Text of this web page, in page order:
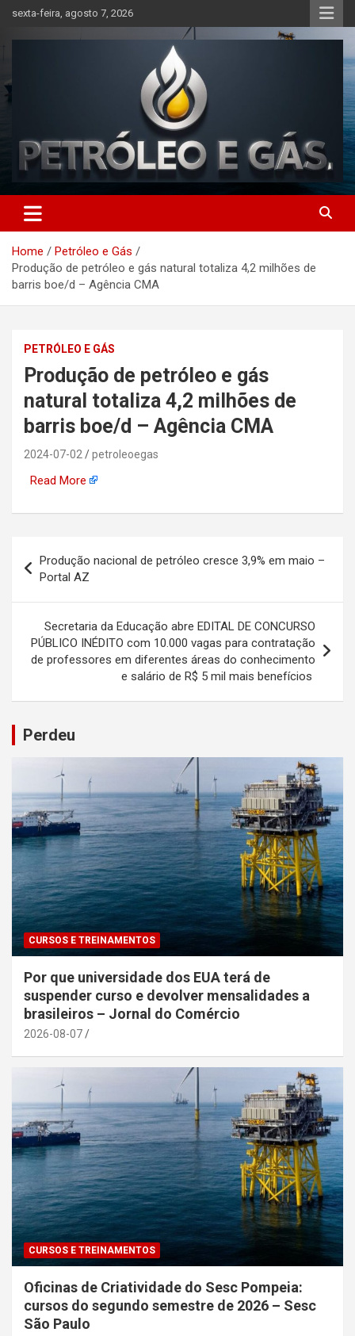
content
sexta-feira, agosto 7, 2026
Petróleo e Gás | Últimas
notícias relacionadas a
petróleo, gás, vagas de
emprego, energia, setor
tecnologia, indústria
automotiva, mineração,
indústria naval, etc
Home
Petróleo e Gás
Produção de petróleo e gás natural totaliza 4,2 milhões de
barris boe/d – Agência CMA
PETRÓLEO E GÁS
Produção de petróleo e gás
natural totaliza 4,2 milhões de
barris boe/d – Agência CMA
2024-07-02 petroleoegas
Read More
de
Post
Produção nacional de petróleo cresce 3,9% em maio –
Portal AZ
Secretaria da Educação abre EDITAL DE CONCURSO
PÚBLICO INÉDITO com 10.000 vagas para contratação
de professores em diferentes áreas do conhecimento
e salário de R$ 5 mil mais benefícios
Perdeu
CURSOS E TREINAMENTOS
Por que universidade dos EUA terá de
suspender curso e devolver mensalidades a
brasileiros – Jornal do Comércio
2026-08-07
CURSOS E TREINAMENTOS
Oficinas de Criatividade do Sesc Pompeia:
cursos do segundo semestre de 2026 – Sesc
São Paulo